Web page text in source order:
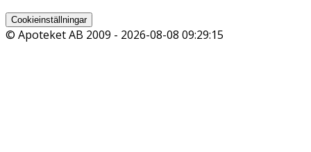
Cookieinställningar
© Apoteket AB 2009 - 2026-08-08 09:29:15